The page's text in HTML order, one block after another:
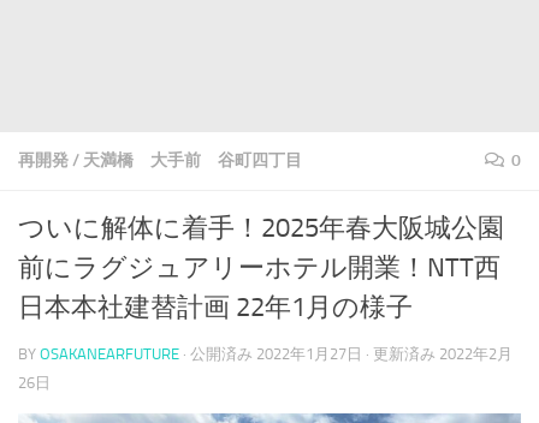
再開発/ 天満橋 大手前 谷町四丁目 0
ついに解体に着手！2025年春大阪城公園
前にラグジュアリーホテル開業！NTT西
日本本社建替計画 22年1月の様子
BY OSAKANEARFUTURE · 公開済み 2022年1月27日 · 更新済み 2022年2月
26日